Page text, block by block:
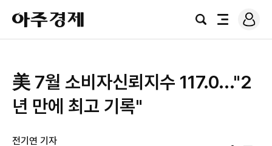
아
주
경
검
전
로
그
美 7월 소비자신뢰지수 117.0..."2
년 만에 최고 기록"
전기연 기자